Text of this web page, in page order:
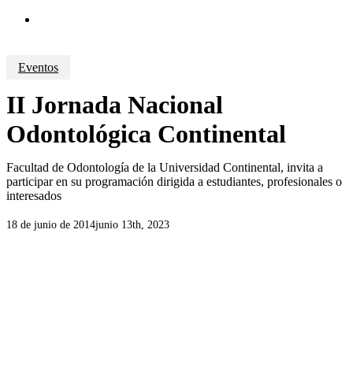
Eventos
II Jornada Nacional
Odontológica Continental
Facultad de Odontología de la Universidad Continental, invita a
participar en su programación dirigida a estudiantes, profesionales o
interesados
18 de junio de 2014junio 13th, 2023